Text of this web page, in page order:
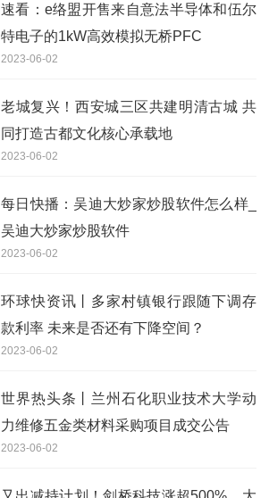
速看：e络盟开售来自意法半导体和伍尔
特电子的1kW高效模拟无桥PFC
2023-06-02
老城复兴！西安城三区共建明清古城 共
同打造古都文化核心承载地
2023-06-02
每日快播：吴迪大炒家炒股软件怎么样_
吴迪大炒家炒股软件
2023-06-02
环球快资讯丨多家村镇银行跟随下调存
款利率 未来是否还有下降空间？
2023-06-02
世界热头条丨兰州石化职业技术大学动
力维修五金类材料采购项目成交公告
2023-06-02